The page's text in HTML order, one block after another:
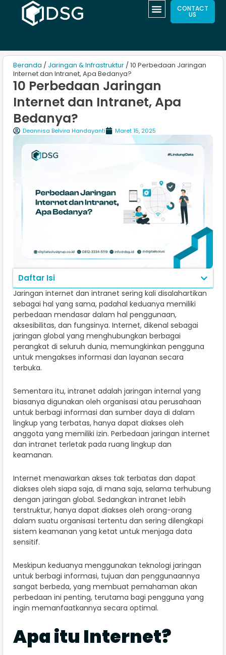
CONTACT
US
Beranda / Jaringan & Infrastruktur / 10 Perbedaan Jaringan
Internet dan Intranet, Apa Bedanya?
10 Perbedaan Jaringan
Internet dan Intranet, Apa
Bedanya?
Deannisa Belvira Handayanti Maret 15, 2025
Daftar Isi
Jaringan internet dan intranet sering kali disalahartikan
sebagai hal yang sama, padahal keduanya memiliki
perbedaan mendasar dalam hal penggunaan,
aksesibilitas, dan fungsinya. Internet, dikenal sebagai
jaringan global yang menghubungkan berbagai
perangkat di seluruh dunia, memungkinkan pengguna
untuk mengakses informasi dan layanan secara
terbuka.
Sementara itu, intranet adalah jaringan internal yang
biasanya digunakan oleh organisasi atau perusahaan
untuk berbagi informasi dan sumber daya di dalam
lingkup yang terbatas, hanya dapat diakses oleh
anggota yang memiliki izin. Perbedaan jaringan internet
dan intranet terletak pada ruang lingkup dan
keamanan.
Internet menawarkan akses tak terbatas dan dapat
diakses oleh siapa saja, di mana saja, selama terhubung
dengan jaringan global. Sedangkan intranet lebih
terstruktur, hanya dapat diakses oleh orang-orang
dalam suatu organisasi tertentu dan sering dilengkapi
sistem keamanan yang ketat untuk menjaga data
sensitif.
Meskipun keduanya menggunakan teknologi jaringan
untuk berbagi informasi, tujuan dan penggunaannya
sangat berbeda, yang membuat pemahaman akan
perbedaan ini penting, terutama bagi pengguna yang
ingin memanfaatkannya secara optimal.
Apa itu Internet?